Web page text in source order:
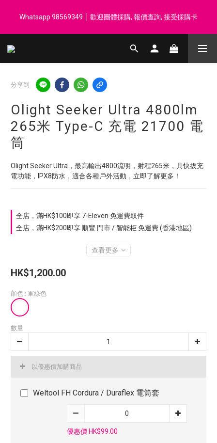
汗毛巾 韓國制 送完即止
Whatsapp 98569349 │ 歡迎團體採購, 報價查詢, 接受採購卡
登記會員享每$50回贈$1 │ 滿HK$899 送 N-rit Campack Towel 吸
分享到
Olight Seeker Ultra 4800lm
265米 Type-C 充電 21700 電
筒
Olight Seeker Ultra，最高輸出4800流明，射程265米，具快拔充
電功能，IPX8防水，適合各種戶外活動，立即了解更多！
全店，滿HK$100即享 7-Eleven 免運費取件
全店，滿HK$200即享 順豐 門市 / 智能柜 免運費 (香港地區)
查看更多
HK$1,200.00
顏色 : 軍綠色
數量
以優惠價加購商品
Weltool FH Cordura / Duraflex 電筒套
優惠價 HK$99.00